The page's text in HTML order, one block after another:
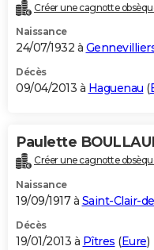
Créer une cagnotte
Naissance
24/07/1932 à
Décès
09/04/2013 à Haguenau (
Paulette
Créer une cagnotte
Naissance
19/09/1917 à Saint-Clair-
Décès
19/01/2013 à Pîtres (Eure)